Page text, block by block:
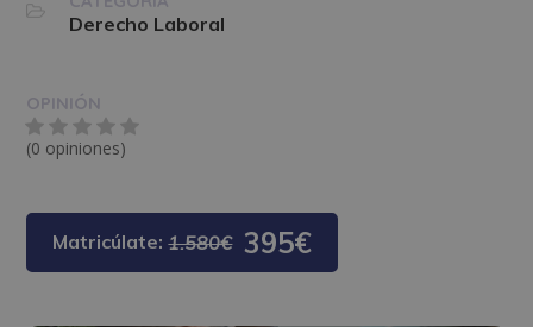
Derecho Laboral
OPINIÓN
(0 opiniones)
Matricúlate:1.580€ 395€